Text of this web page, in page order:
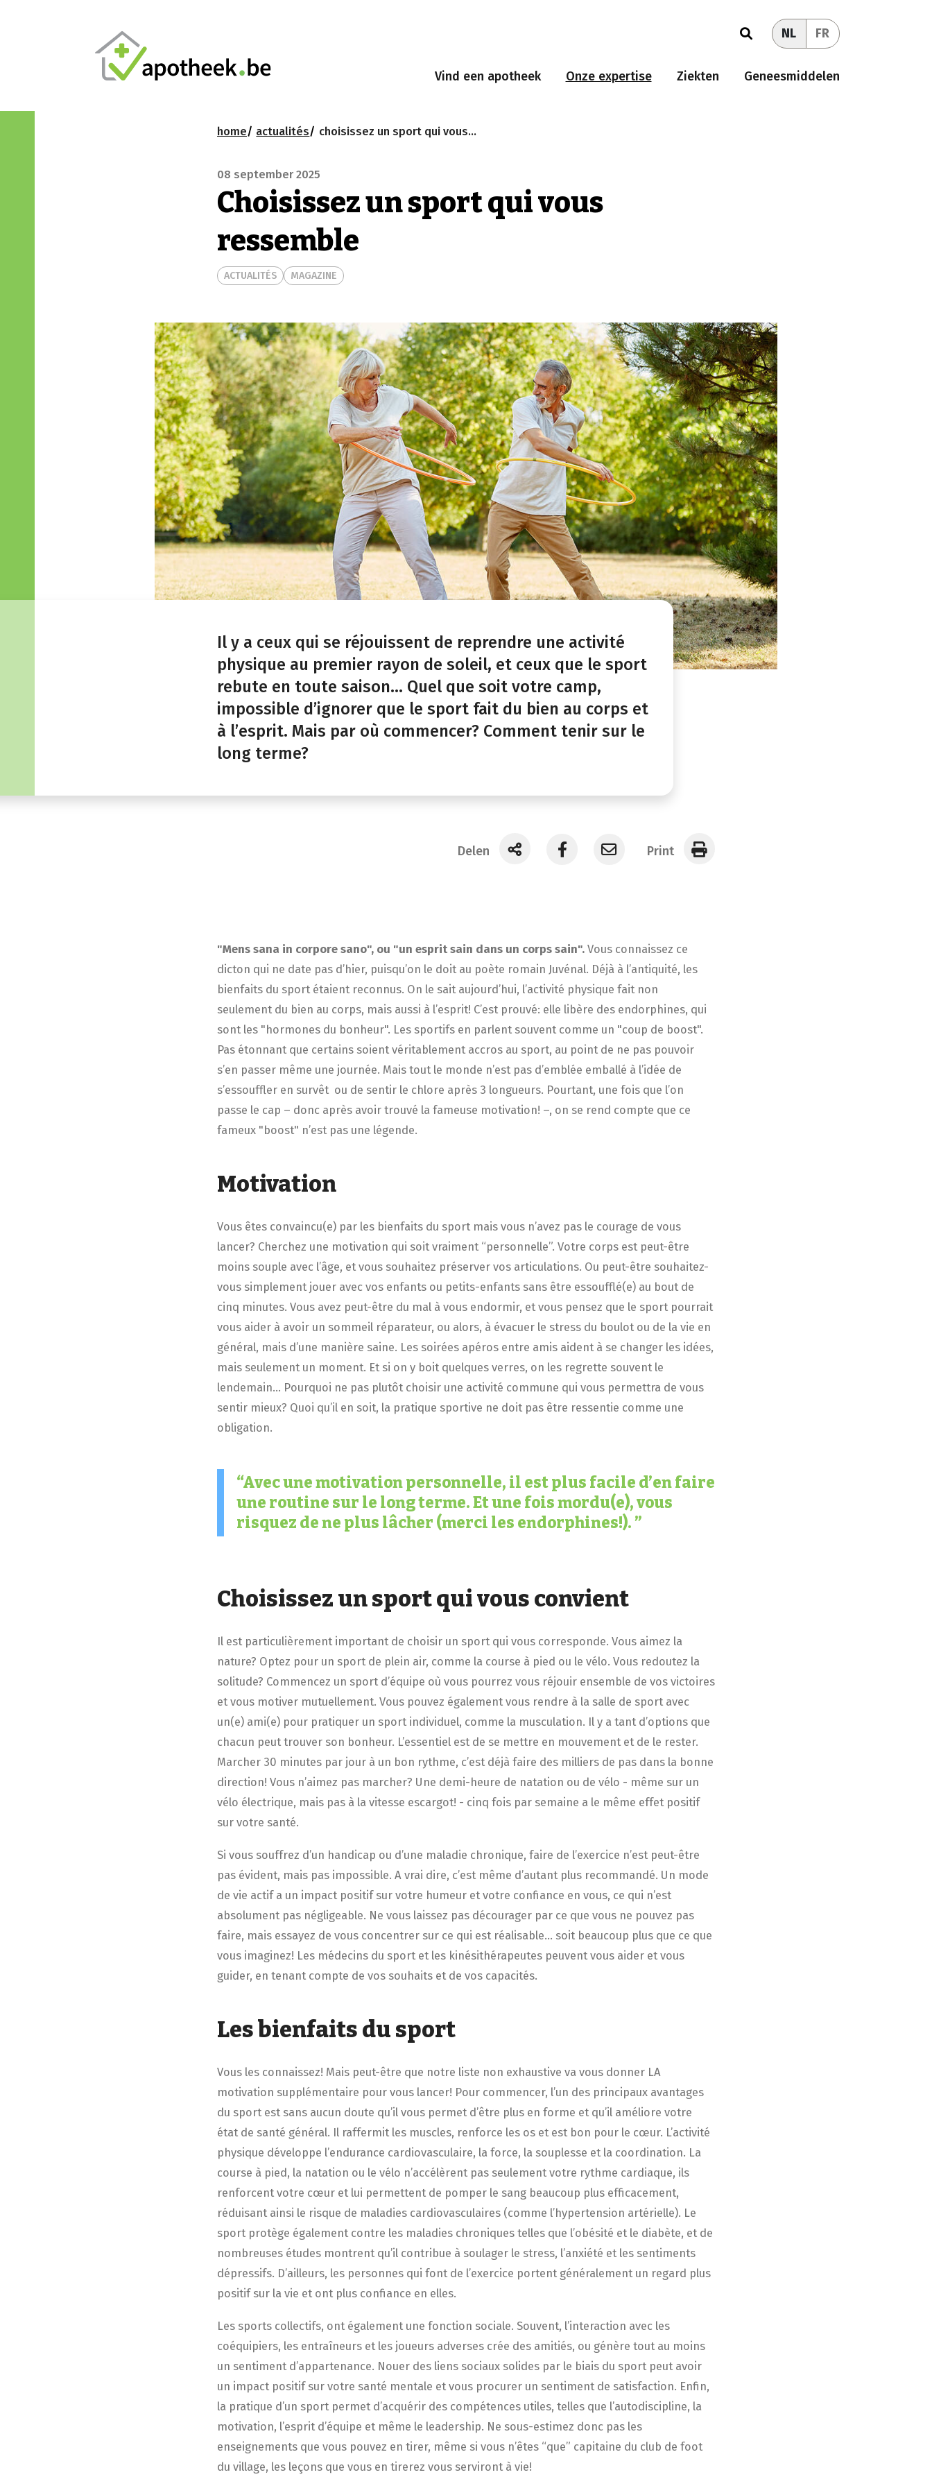
NL FR
Vind een apotheek Onze expertise Ziekten Geneesmiddelen
home actualités choisissez un sport qui vous ressemble
08 september 2025
Choisissez un sport qui vous
ressemble
ACTUALITÉS MAGAZINE
Il y a ceux qui se réjouissent de reprendre une activité
physique au premier rayon de soleil, et ceux que le sport
rebute en toute saison… Quel que soit votre camp,
impossible d’ignorer que le sport fait du bien au corps et
à l’esprit. Mais par où commencer? Comment tenir sur le
long terme?
Delen Print
"Mens sana in corpore sano", ou "un esprit sain dans un corps sain". Vous connaissez ce
dicton qui ne date pas d’hier, puisqu’on le doit au poète romain Juvénal. Déjà à l’antiquité, les
bienfaits du sport étaient reconnus. On le sait aujourd’hui, l’activité physique fait non
seulement du bien au corps, mais aussi à l’esprit! C’est prouvé: elle libère des endorphines, qui
sont les "hormones du bonheur". Les sportifs en parlent souvent comme un "coup de boost".
Pas étonnant que certains soient véritablement accros au sport, au point de ne pas pouvoir
s’en passer même une journée. Mais tout le monde n’est pas d’emblée emballé à l’idée de
s’essouffler en survêt ou de sentir le chlore après 3 longueurs. Pourtant, une fois que l’on
passe le cap – donc après avoir trouvé la fameuse motivation! –, on se rend compte que ce
fameux "boost" n’est pas une légende.
Motivation
Vous êtes convaincu(e) par les bienfaits du sport mais vous n’avez pas le courage de vous
lancer? Cherchez une motivation qui soit vraiment “personnelle”. Votre corps est peut-être
moins souple avec l’âge, et vous souhaitez préserver vos articulations. Ou peut-être souhaitez-
vous simplement jouer avec vos enfants ou petits-enfants sans être essoufflé(e) au bout de
cinq minutes. Vous avez peut-être du mal à vous endormir, et vous pensez que le sport pourrait
vous aider à avoir un sommeil réparateur, ou alors, à évacuer le stress du boulot ou de la vie en
général, mais d’une manière saine. Les soirées apéros entre amis aident à se changer les idées,
mais seulement un moment. Et si on y boit quelques verres, on les regrette souvent le
lendemain… Pourquoi ne pas plutôt choisir une activité commune qui vous permettra de vous
sentir mieux? Quoi qu’il en soit, la pratique sportive ne doit pas être ressentie comme une
obligation.
Avec une motivation personnelle, il est plus facile d’en faire
une routine sur le long terme. Et une fois mordu(e), vous
risquez de ne plus lâcher (merci les endorphines!).
Choisissez un sport qui vous convient
Il est particulièrement important de choisir un sport qui vous corresponde. Vous aimez la
nature? Optez pour un sport de plein air, comme la course à pied ou le vélo. Vous redoutez la
solitude? Commencez un sport d’équipe où vous pourrez vous réjouir ensemble de vos victoires
et vous motiver mutuellement. Vous pouvez également vous rendre à la salle de sport avec
un(e) ami(e) pour pratiquer un sport individuel, comme la musculation. Il y a tant d’options que
chacun peut trouver son bonheur. L’essentiel est de se mettre en mouvement et de le rester.
Marcher 30 minutes par jour à un bon rythme, c’est déjà faire des milliers de pas dans la bonne
direction! Vous n’aimez pas marcher? Une demi-heure de natation ou de vélo - même sur un
vélo électrique, mais pas à la vitesse escargot! - cinq fois par semaine a le même effet positif
sur votre santé.
Si vous souffrez d’un handicap ou d’une maladie chronique, faire de l’exercice n’est peut-être
pas évident, mais pas impossible. A vrai dire, c’est même d’autant plus recommandé. Un mode
de vie actif a un impact positif sur votre humeur et votre confiance en vous, ce qui n’est
absolument pas négligeable. Ne vous laissez pas décourager par ce que vous ne pouvez pas
faire, mais essayez de vous concentrer sur ce qui est réalisable… soit beaucoup plus que ce que
vous imaginez! Les médecins du sport et les kinésithérapeutes peuvent vous aider et vous
guider, en tenant compte de vos souhaits et de vos capacités.
Les bienfaits du sport
Vous les connaissez! Mais peut-être que notre liste non exhaustive va vous donner LA
motivation supplémentaire pour vous lancer! Pour commencer, l’un des principaux avantages
du sport est sans aucun doute qu’il vous permet d’être plus en forme et qu’il améliore votre
état de santé général. Il raffermit les muscles, renforce les os et est bon pour le cœur. L’activité
physique développe l’endurance cardiovasculaire, la force, la souplesse et la coordination. La
course à pied, la natation ou le vélo n’accélèrent pas seulement votre rythme cardiaque, ils
renforcent votre cœur et lui permettent de pomper le sang beaucoup plus efficacement,
réduisant ainsi le risque de maladies cardiovasculaires (comme l’hypertension artérielle). Le
sport protège également contre les maladies chroniques telles que l’obésité et le diabète, et de
nombreuses études montrent qu’il contribue à soulager le stress, l’anxiété et les sentiments
dépressifs. D’ailleurs, les personnes qui font de l’exercice portent généralement un regard plus
positif sur la vie et ont plus confiance en elles.
Les sports collectifs, ont également une fonction sociale. Souvent, l’interaction avec les
coéquipiers, les entraîneurs et les joueurs adverses crée des amitiés, ou génère tout au moins
un sentiment d’appartenance. Nouer des liens sociaux solides par le biais du sport peut avoir
un impact positif sur votre santé mentale et vous procurer un sentiment de satisfaction. Enfin,
la pratique d’un sport permet d’acquérir des compétences utiles, telles que l’autodiscipline, la
motivation, l’esprit d’équipe et même le leadership. Ne sous-estimez donc pas les
enseignements que vous pouvez en tirer, même si vous n’êtes “que” capitaine du club de foot
du village, les leçons que vous en tirerez vous serviront à vie!